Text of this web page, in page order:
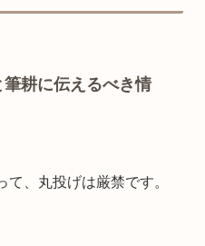
耕に伝えるべき情
、丸投げは厳禁です。